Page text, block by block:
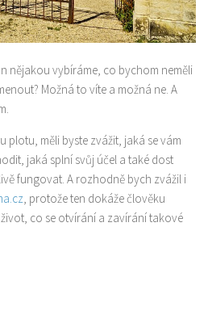
nějakou vybíráme, co bychom neměli
Možná to víte a možná ne. A
plotu, měli byste zvážit, jaká se vám
jaká splní svůj účel a také dost
fungovat. A rozhodně bych zvážil i
, protože ten dokáže člověku
co se otvírání a zavírání takové